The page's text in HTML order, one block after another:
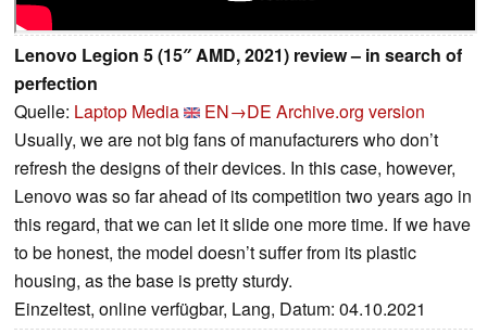
Lenovo Legion 5 (15″ AMD, 2021) review – in search of
perfection
Quelle: Laptop Media EN→DE Archive.org version
Usually, we are not big fans of manufacturers who don’t
refresh the designs of their devices. In this case, however,
Lenovo was so far ahead of its competition two years ago in
this regard, that we can let it slide one more time. If we have
to be honest, the model doesn’t suffer from its plastic
housing, as the base is pretty sturdy.
Einzeltest, online verfügbar, Lang, Datum: 04.10.2021